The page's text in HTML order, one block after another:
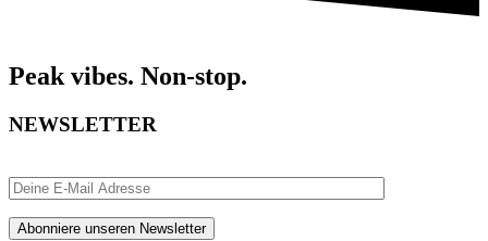
Peak vibes. Non-stop.
NEWSLETTER